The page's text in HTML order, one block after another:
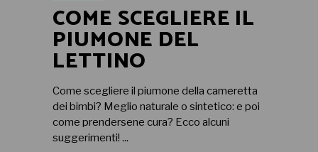
COME SCEGLIERE IL
PIUMONE DEL
LETTINO
Come scegliere il piumone della cameretta
dei bimbi? Meglio naturale o sintetico: e poi
come prendersene cura? Ecco alcuni
suggerimenti!